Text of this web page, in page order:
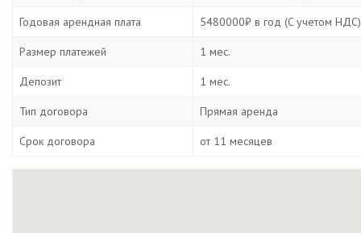
Годовая арендная плата 5480000₽ в год (C учетом НДС)
Размер платежей 1 мес.
Депозит 1 мес.
Тип договора Прямая аренда
Срок договора от 11 месяцев